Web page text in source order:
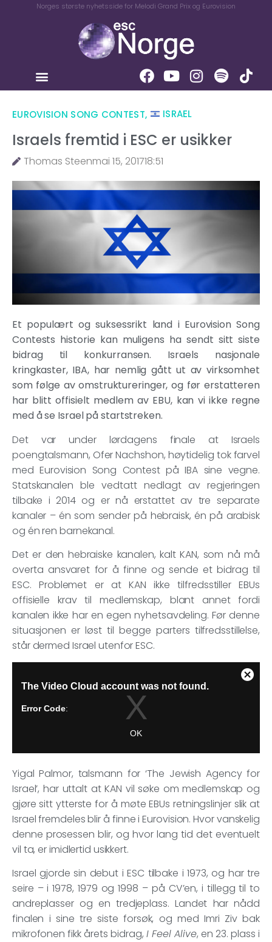
Norges største nyhetsside for Melodi Grand Prix og Eurovision
EUROVISION SONG CONTEST, ISRAEL
Israels fremtid i ESC er usikker
Thomas Steenmai 15, 201718:51
Et populært og suksessrikt land i Eurovision Song
Contests historie kan muligens ha sendt sitt siste
bidrag til konkurransen. Israels nasjonale
kringkaster, IBA, har nemlig gått ut av virksomhet
som følge av omstruktureringer, og før erstatteren
har blitt offisielt medlem av EBU, kan vi ikke regne
med å se Israel på startstreken.
Det var under lørdagens finale at Israels
poengtalsmann, Ofer Nachshon, høytidelig tok farvel
med Eurovision Song Contest på IBA sine vegne.
Statskanalen ble vedtatt nedlagt av regjeringen
tilbake i 2014 og er nå erstattet av tre separate
kanaler – én som sender på hebraisk, én på arabisk
og én ren barnekanal.
Det er den hebraiske kanalen, kalt KAN, som nå må
overta ansvaret for å finne og sende et bidrag til
ESC. Problemet er at KAN ikke tilfredsstiller EBUs
offisielle krav til medlemskap, blant annet fordi
kanalen ikke har en egen nyhetsavdeling. Før denne
situasjonen er løst til begge parters tilfredsstillelse,
står dermed Israel utenfor ESC.
Yigal Palmor, talsmann for ‘The Jewish Agency for
Israel’, har uttalt at KAN vil søke om medlemskap og
gjøre sitt ytterste for å møte EBUs retningslinjer slik at
Israel fremdeles blir å finne i Eurovision. Hvor vanskelig
denne prosessen blir, og hvor lang tid det eventuelt
vil ta, er imidlertid usikkert.
Israel gjorde sin debut i ESC tilbake i 1973, og har tre
seire – i 1978, 1979 og 1998 – på CV’en, i tillegg til to
andreplasser og en tredjeplass. Landet har nådd
finalen i sine tre siste forsøk, og med Imri Ziv bak
mikrofonen fikk årets bidrag, I Feel Alive, en 23. plass i